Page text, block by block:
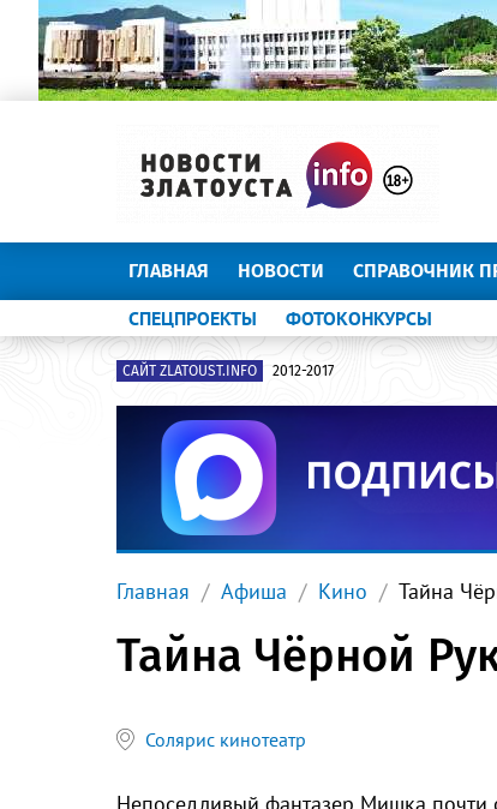
ГЛАВНАЯ НОВОСТИ СПРАВОЧНИК
СПЕЦПРОЕКТЫ ФОТОКОНКУРСЫ
САЙТ ZLATOUST.INFO 2012-2017
Главная Афиша Кино Тайна
Тайна Чёрной
Солярис кинотеатр